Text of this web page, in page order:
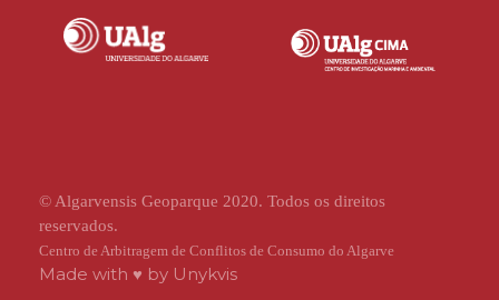
© Algarvensis Geoparque 2020. Todos os direitos
reservados.
Centro de Arbitragem de Conflitos de Consumo do Algarve
Made with ♥ by Unykvis